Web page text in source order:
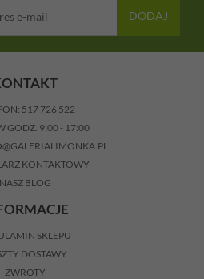
DODAJ
517 726 522
GODZ. 9:00 - 17:00
KONTAKTOWY
NASZ BLOG
SKLEPU
DOSTAWY
ZWROTY